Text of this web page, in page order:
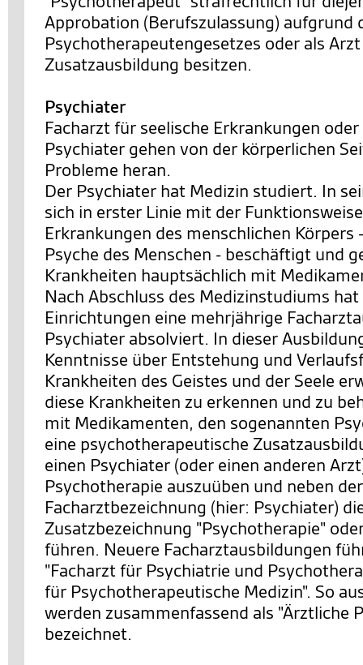
Approbation (Berufszulassung) aufgrund
Psychotherapeutengesetzes oder als
Zusatzausbildung besitzen.
Psychiater
Facharzt für seelische Erkrankungen
Psychiater gehen von der körperlichen
Probleme heran.
Der Psychiater hat Medizin studiert. In
sich in erster Linie mit der
Erkrankungen des menschlichen Körpers
Psyche des Menschen - beschäftigt und
Krankheiten hauptsächlich mit
Nach Abschluss des Medizinstudiums
Einrichtungen eine mehrjährige
Psychiater absolviert. In dieser
Kenntnisse über Entstehung und
Krankheiten des Geistes und der Seele
diese Krankheiten zu erkennen und zu
mit Medikamenten, den sogenannten
eine psychotherapeutische
einen Psychiater (oder einen anderen
Psychotherapie auszuüben und neben der
Facharztbezeichnung (hier: Psychiater)
Zusatzbezeichnung "Psychotherapie"
führen. Neuere Facharztausbildungen
"Facharzt für Psychiatrie und
für Psychotherapeutische Medizin". So
werden zusammenfassend als "Ärztliche
bezeichnet.